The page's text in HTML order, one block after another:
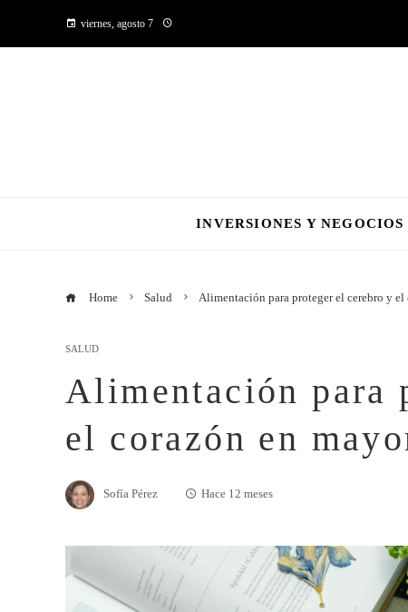
viernes, agosto 7
INVERSIONES Y NEGOCIOS
Home Salud Alimentación para proteger el cerebro y el
SALUD
Alimentación para
el corazón en
Sofía Pérez Hace 12 meses